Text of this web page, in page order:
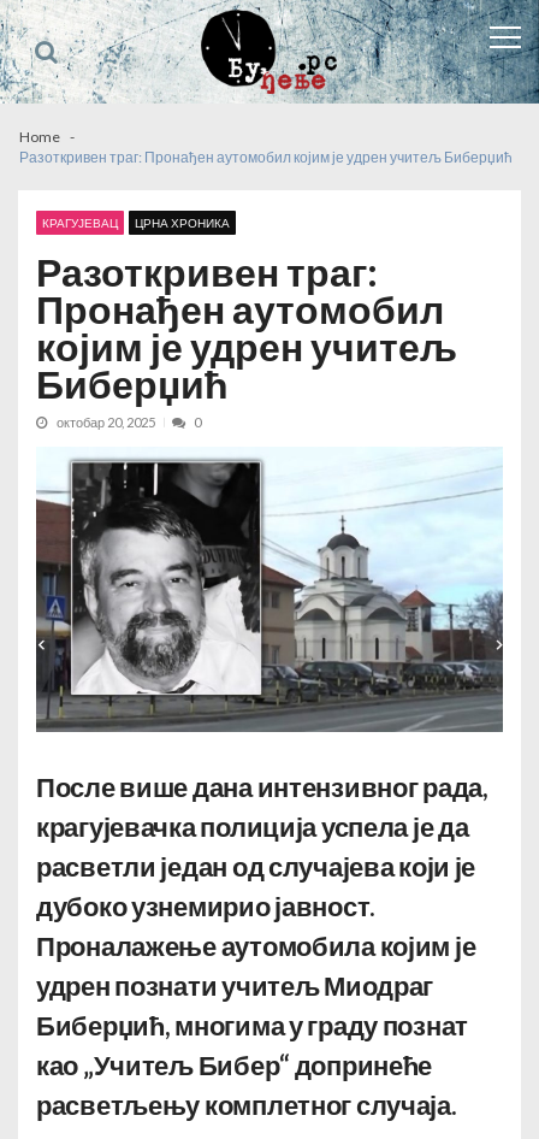
Skip
to
navigation
Skip
to
content
Home
Разоткривен траг: Пронађен аутомобил којим је удрен учитељ Биберџић
КРАГУЈЕВАЦ ЦРНА ХРОНИКА
Разоткривен траг:
Пронађен аутомобил
којим је удрен учитељ
Биберџић
октобар 20, 2025 0
После више дана интензивног рада,
крагујевачка полиција успела је да
расветли један од случајева који је
дубоко узнемирио јавност.
Проналажење аутомобила којим је
удрен познати учитељ Миодраг
Биберџић, многима у граду познат
као „Учитељ Бибер“ допринеће
расветљењу комплетног случаја.